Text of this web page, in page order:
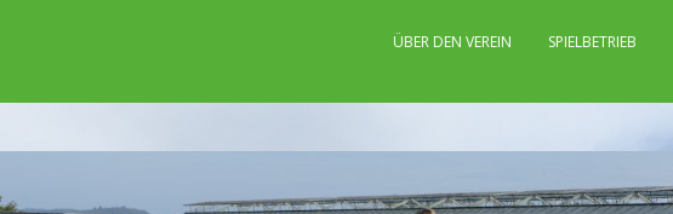
ÜBER DEN VEREIN SPIELBETRIEB